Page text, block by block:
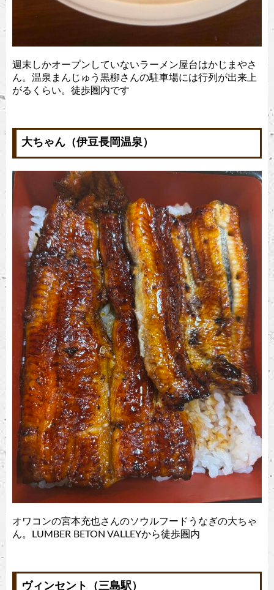
週末しかオープンしていないラーメン屋台はかじまやさ
ん。温泉まんじゅう黒柳さんの駐車場には行列が出来上
がるくらい。徒歩圏内です
大ちゃん（伊豆長岡温泉）
オワコンの宮本充也さんのソウルフードうなぎの大ちゃ
ん。LUMBER BETON VALLEYから徒歩圏内
ヴィンセント（三島駅）